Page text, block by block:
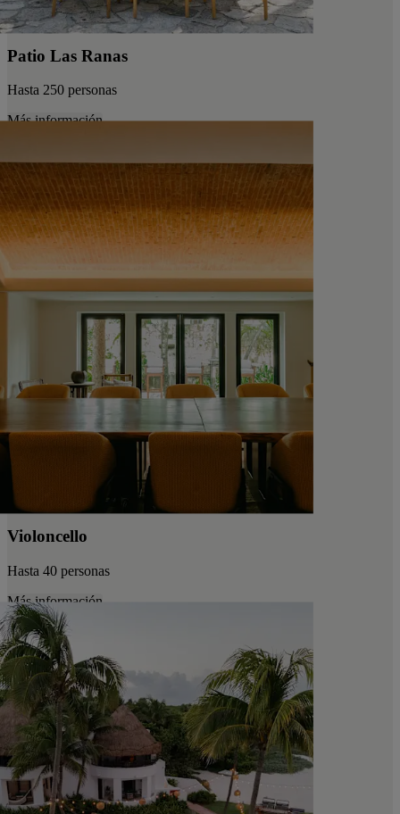
Patio Las Ranas
Hasta 250 personas
Más información
Violoncello
Hasta 40 personas
Más información